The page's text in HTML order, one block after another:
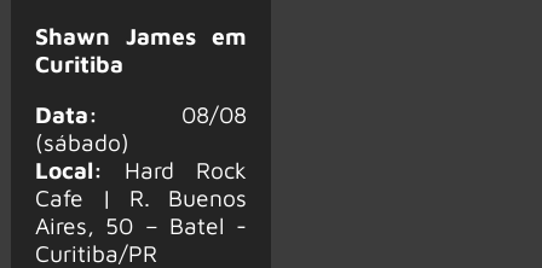
Shawn James em
Curitiba
Data: 08/08
(sábado)
Local: Hard Rock
Cafe | R. Buenos
Aires, 50 – Batel -
Curitiba/PR